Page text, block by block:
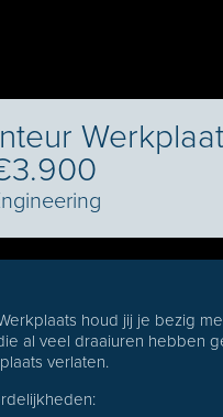
houd jij je bezig
al veel draaiuren hebben
verlaten.